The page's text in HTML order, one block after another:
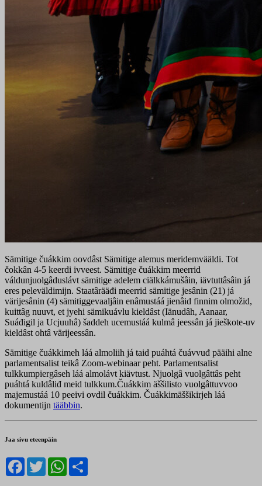
Sämitige čuákkim oovdâst Sämitige alemus meridemvääldi. Tot
čokkân 4-5 keerdi ivveest. Sämitige čuákkim meerrid
váldunjuolgâduslávt sämitige adelem ciälkkámušâin, iävtuttâsâin já
eres peleväldimijn. Staatârääđi meerrid sämitige jesânin (21) já
värijesânin (4) sämitiggevaaljâin enâmustáá jienâid finnim olmožid,
kuittâg nuuvt, et jyehi sämikuávlu kieldâst (Iänudâh, Aanaar,
Suáđigil ja Ucjuuhâ) šaddeh ucemustáá kulmâ jeessân já jieškote-uv
kieldâst ohtâ värijeessân.
Sämitige čuákkimeh láá almoliih já taid puáhtá čuávvuđ pääihi alne
parlamentsalist teikâ Zoom-webinaar peht. Parlamentsalist
tulkkumpiergâseh láá almolávt kiävtust. Njuolgâ vuolgâttâs peht
puáhtá kuldâliđ meid tulkkum.Čuákkim äššilisto vuolgâttuvvoo
majemustáá 10 peeivi ovdil čuákkim. Čuákkimäššikirjeh láá
dokumentijn tääbbin.
Jaa sivu eteenpäin
Facebook
TwitterWhatsApp